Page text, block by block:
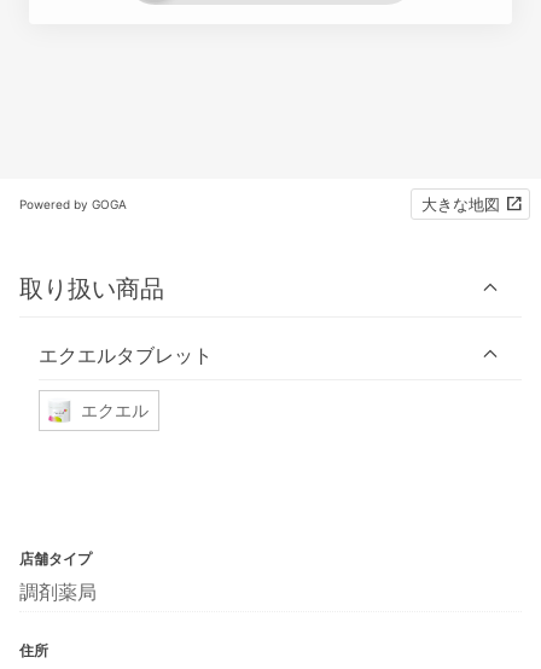
Powered by GOGA 大きな地図
取り扱い商品
エクエルタブレット
エクエル
店舗タイプ
調剤薬局
住所